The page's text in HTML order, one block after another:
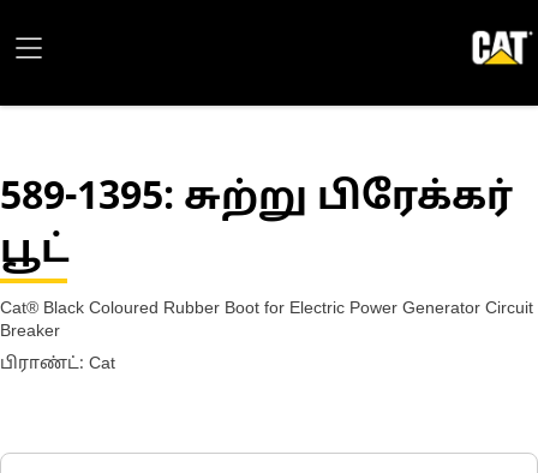
589-1395: சுற்று பிரேக்கர்
பூட்
Cat® Black Coloured Rubber Boot for Electric Power Generator Circuit
Breaker
பிராண்ட்: Cat